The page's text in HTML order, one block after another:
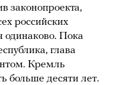
законопроекта,
российских
одинаково. Пока
глава
Кремль
больше десяти лет.